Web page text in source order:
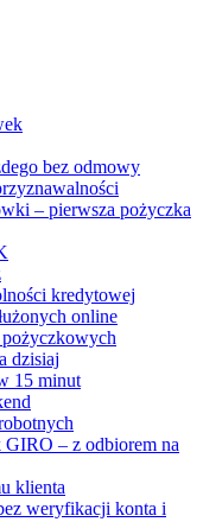
bez odmowy
– pierwsza pożyczka
kredytowej
online
dzisiaj
15 minut
GIRO – z odbiorem na
klienta
weryfikacji konta i